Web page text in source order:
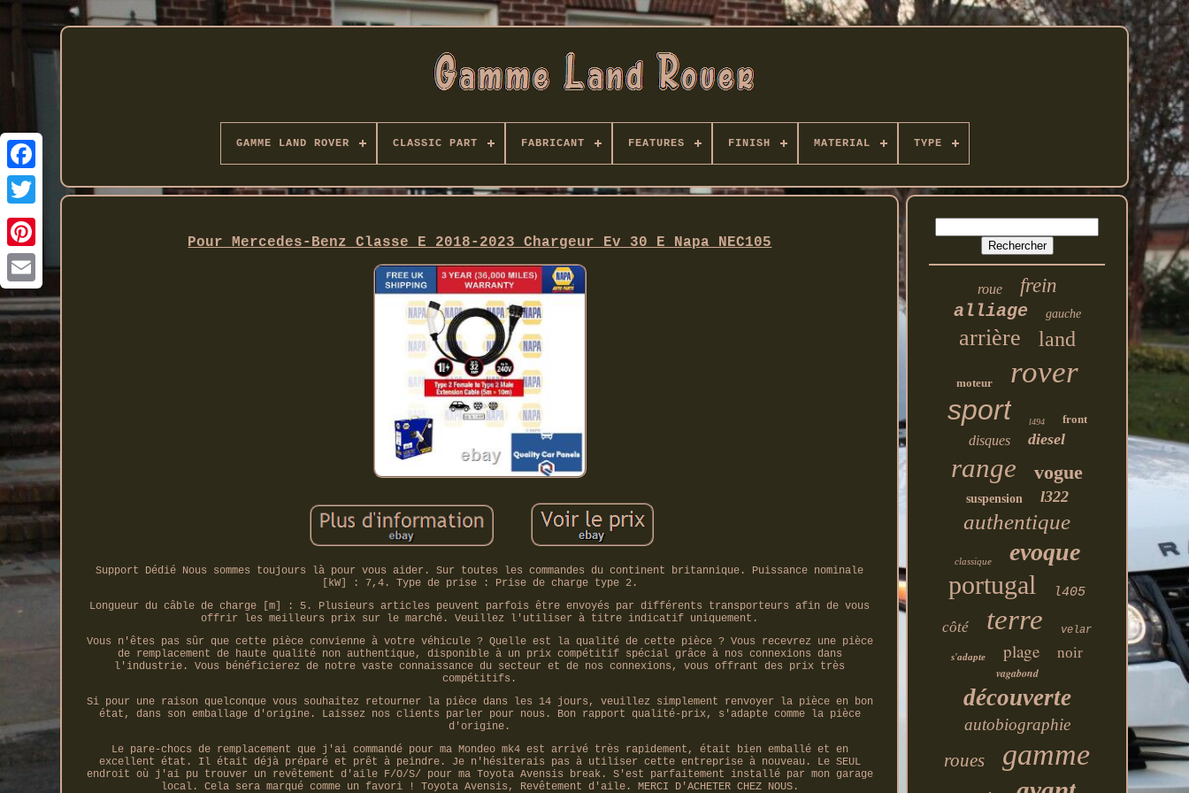
Twitter
GAMME LAND ROVER CLASSIC PART FABRICANT FEATURES FINISH MATERIAL TYPE
Pour Mercedes-Benz Classe E 2018-2023 Chargeur Ev 30 E Napa NEC105
Support Dédié Nous sommes toujours là pour vous aider. Sur toutes les commandes du continent britannique. Puissance nominale
[kW] : 7,4. Type de prise : Prise de charge type 2.
Longueur du câble de charge [m] : 5. Plusieurs articles peuvent parfois être envoyés par différents transporteurs afin de vous
offrir les meilleurs prix sur le marché. Veuillez l'utiliser à titre indicatif uniquement.
Vous n'êtes pas sûr que cette pièce convienne à votre véhicule ? Quelle est la qualité de cette pièce ? Vous recevrez une pièce
de remplacement de haute qualité non authentique, disponible à un prix compétitif spécial grâce à nos connexions dans
l'industrie. Vous bénéficierez de notre vaste connaissance du secteur et de nos connexions, vous offrant des prix très
compétitifs.
Si pour une raison quelconque vous souhaitez retourner la pièce dans les 14 jours, veuillez simplement renvoyer la pièce en bon
état, dans son emballage d'origine. Laissez nos clients parler pour nous. Bon rapport qualité-prix, s'adapte comme la pièce
d'origine.
Le pare-chocs de remplacement que j'ai commandé pour ma Mondeo mk4 est arrivé très rapidement, était bien emballé et en
excellent état. Il était déjà préparé et prêt à peindre. Je n'hésiterais pas à utiliser cette entreprise à nouveau. Le SEUL
endroit où j'ai pu trouver un revêtement d'aile F/O/S/ pour ma Toyota Avensis break. S'est parfaitement installé par mon garage
local. Cela sera marqué comme un favori ! Toyota Avensis, Revêtement d'aile. MERCI D'ACHETER CHEZ NOUS.
roue frein
alliage gauche
arrière land
moteur rover
sport l494 front
disques diesel
range vogue
suspension l322
authentique
classique evoque
portugal l405
côté terre velar
s'adapte plage noir
vagabond
découverte
autobiographie
roues gamme